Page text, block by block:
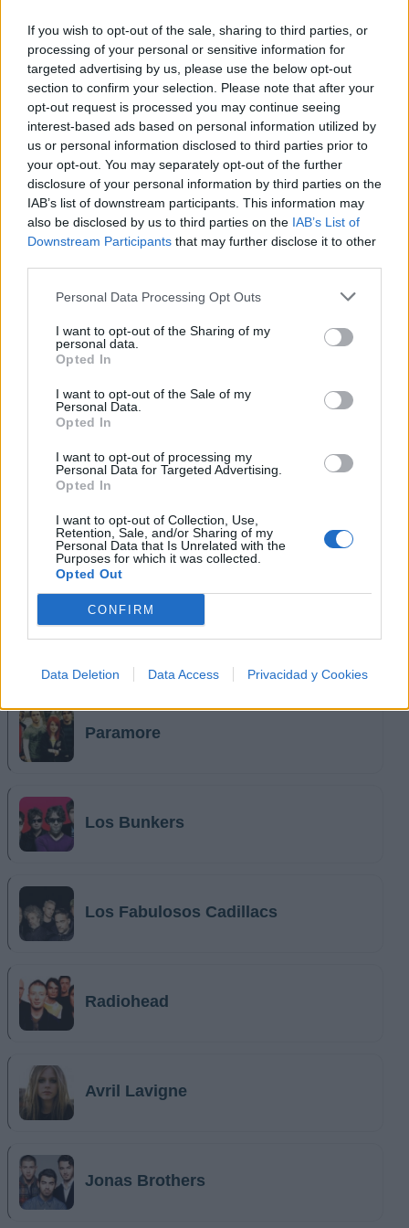
If you wish to opt-out of the sale, sharing to third parties, or
processing of your personal or sensitive information for
targeted advertising by us, please use the below opt-out
section to confirm your selection. Please note that after your
opt-out request is processed you may continue seeing
interest-based ads based on personal information utilized by
us or personal information disclosed to third parties prior to
your opt-out. You may separately opt-out of the further
disclosure of your personal information by third parties on the
IAB’s list of downstream participants. This information may
also be disclosed by us to third parties on the IAB’s List of
Downstream Participants that may further disclose it to other
Personal Data Processing Opt Outs
I want to opt-out of the Sharing of my
personal data.
Opted In
I want to opt-out of the Sale of my
Personal Data.
Opted In
I want to opt-out of processing my
Personal Data for Targeted Advertising.
Opted In
I want to opt-out of Collection, Use,
Retention, Sale, and/or Sharing of my
Personal Data that Is Unrelated with the
Purposes for which it was collected.
Opted Out
CONFIRM
Data Deletion Data Access Privacidad y Cookies
Conquistó Corazones
Ranking de Mon Laferte
Mon Laferteestá en la posición 128 del ranking de
esta semana, su mejor puesto ha sido el7ºen
octubre de 2017.
¿Apoyar a Mon Laferte?
Música Relacionada
Paramore
Los Bunkers
Los Fabulosos Cadillacs
Radiohead
Avril Lavigne
Jonas Brothers